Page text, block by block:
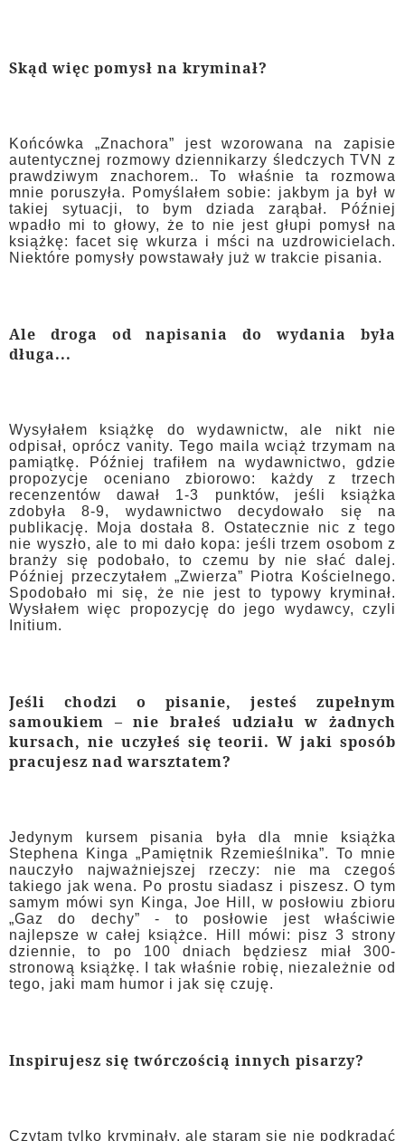
Skąd więc pomysł na kryminał?
Końcówka „Znachora” jest wzorowana na zapisie
autentycznej rozmowy dziennikarzy śledczych TVN z
prawdziwym znachorem.. To właśnie ta rozmowa
mnie poruszyła. Pomyślałem sobie: jakbym ja był w
takiej sytuacji, to bym dziada zarąbał. Później
wpadło mi to głowy, że to nie jest głupi pomysł na
książkę: facet się wkurza i mści na uzdrowicielach.
Niektóre pomysły powstawały już w trakcie pisania.
Ale droga od napisania do wydania była
długa...
Wysyłałem książkę do wydawnictw, ale nikt nie
odpisał, oprócz vanity. Tego maila wciąż trzymam na
pamiątkę. Później trafiłem na wydawnictwo, gdzie
propozycje oceniano zbiorowo: każdy z trzech
recenzentów dawał 1-3 punktów, jeśli książka
zdobyła 8-9, wydawnictwo decydowało się na
publikację. Moja dostała 8. Ostatecznie nic z tego
nie wyszło, ale to mi dało kopa: jeśli trzem osobom z
branży się podobało, to czemu by nie słać dalej.
Później przeczytałem „Zwierza” Piotra Kościelnego.
Spodobało mi się, że nie jest to typowy kryminał.
Wysłałem więc propozycję do jego wydawcy, czyli
Initium.
Jeśli chodzi o pisanie, jesteś zupełnym
samoukiem – nie brałeś udziału w żadnych
kursach, nie uczyłeś się teorii. W jaki sposób
pracujesz nad warsztatem?
Jedynym kursem pisania była dla mnie książka
Stephena Kinga „Pamiętnik Rzemieślnika”. To mnie
nauczyło najważniejszej rzeczy: nie ma czegoś
takiego jak wena. Po prostu siadasz i piszesz. O tym
samym mówi syn Kinga, Joe Hill, w posłowiu zbioru
„Gaz do dechy” - to posłowie jest właściwie
najlepsze w całej książce. Hill mówi: pisz 3 strony
dziennie, to po 100 dniach będziesz miał 300-
stronową książkę. I tak właśnie robię, niezależnie od
tego, jaki mam humor i jak się czuję.
Inspirujesz się twórczością innych pisarzy?
Czytam tylko kryminały, ale staram się nie podkradać